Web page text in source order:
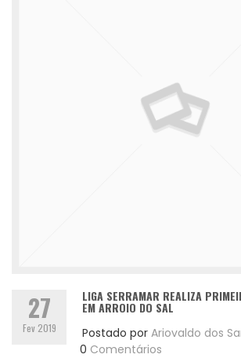
27
Fev 2019
LIGA SERRAMAR REALIZA
EM ARROIO DO SAL
Postado por Ariovaldo dos
0 Comentários